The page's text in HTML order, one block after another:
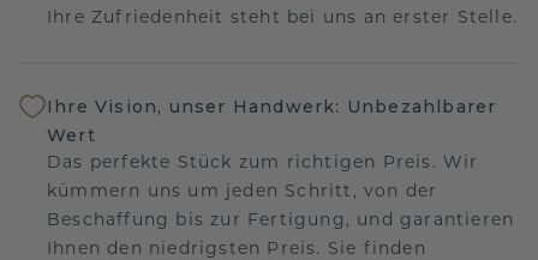
Ihre Zufriedenheit steht bei uns an erster Stelle.
Ihre Vision, unser Handwerk: Unbezahlbarer
Wert
Das perfekte Stück zum richtigen Preis. Wir
kümmern uns um jeden Schritt, von der
Beschaffung bis zur Fertigung, und garantieren
Ihnen den niedrigsten Preis. Sie finden